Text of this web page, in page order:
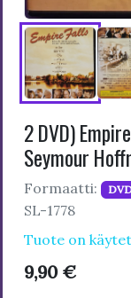
2 DVD)
Seymour
Formaatti:
SL-1778
Tuote on
9,90 €